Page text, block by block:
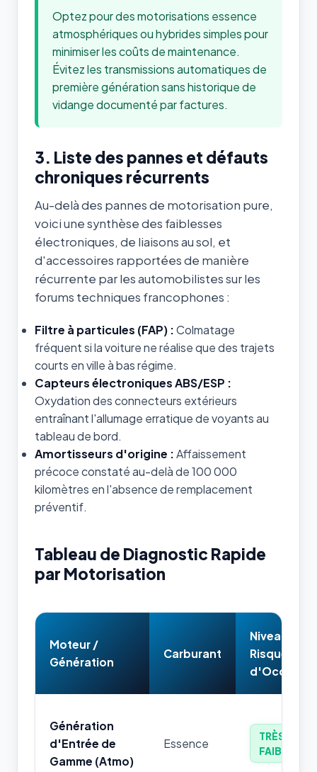
Optez pour des motorisations essence
atmosphériques ou hybrides simples pour
minimiser les coûts de maintenance.
Évitez les transmissions automatiques de
première génération sans historique de
vidange documenté par factures.
3. Liste des pannes et défauts
chroniques récurrents
Au-delà des pannes de motorisation pure,
voici une synthèse des faiblesses
électroniques, de liaisons au sol, et
d'accessoires rapportées de manière
récurrente par les automobilistes sur les
forums techniques francophones :
Filtre à particules (FAP) :Colmatage
fréquent si la voiture ne réalise que des trajets
courts en ville à bas régime.
Capteurs électroniques ABS/ESP :
Oxydation des connecteurs extérieurs
entraînant l'allumage erratique de voyants au
tableau de bord.
Amortisseurs d'origine :Affaissement
précoce constaté au-delà de 100 000
kilomètres en l'absence de remplacement
préventif.
Tableau de Diagnostic Rapide
par Motorisation
Moteur /
Génération
Carburant
Niveau de
Risque
d'Occasion
Génération
d'Entrée de
Gamme (Atmo)
Essence
TRÈS
FAIBLE